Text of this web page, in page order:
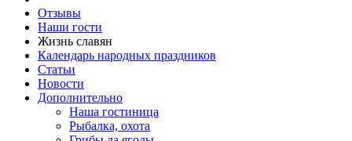
Отзывы
Наши гости
Жизнь славян
Календарь народных праздников
Статьи
Новости
Дополнительно
Наша гостиница
Рыбалка, охота